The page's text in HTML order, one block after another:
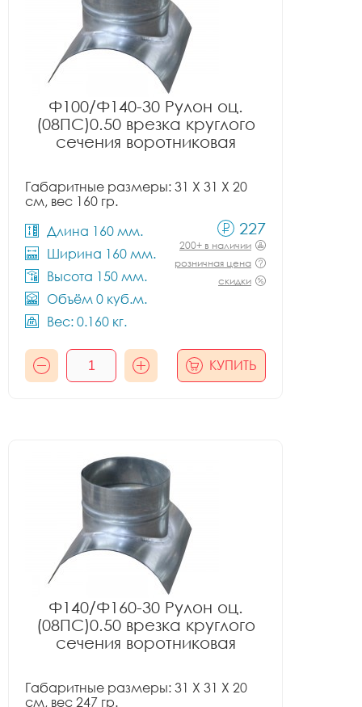
Ф100/Ф140-30 Рулон оц.
(08ПС)0.50 врезка круглого
сечения воротниковая
Габаритные размеры: 31 X 31 X 20
см, вес 160 гр.
Длина 160 мм.
Ширина 160 мм.
Высота 150 мм.
Объём 0 куб.м.
Вес: 0.160 кг.
227
200+ в наличии
розничная цена
скидки
КУПИТЬ
Ф140/Ф160-30 Рулон оц.
(08ПС)0.50 врезка круглого
сечения воротниковая
Габаритные размеры: 31 X 31 X 20
см, вес 247 гр.